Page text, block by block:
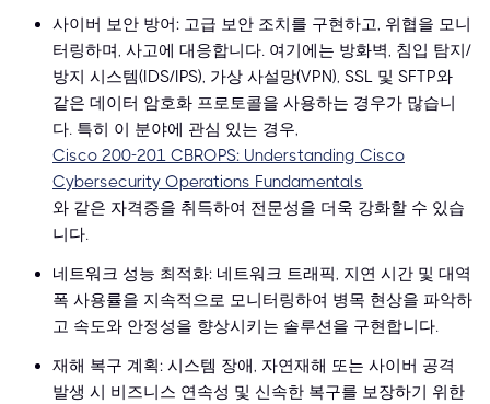
사이버 보안 방어: 고급 보안 조치를 구현하고, 위협을 모니
터링하며, 사고에 대응합니다. 여기에는 방화벽, 침입 탐지/
방지 시스템(IDS/IPS), 가상 사설망(VPN), SSL 및 SFTP와
같은 데이터 암호화 프로토콜을 사용하는 경우가 많습니
다. 특히 이 분야에 관심 있는 경우,
Cisco 200-201 CBROPS: Understanding Cisco
Cybersecurity Operations Fundamentals
와 같은 자격증을 취득하여 전문성을 더욱 강화할 수 있습
니다.
네트워크 성능 최적화: 네트워크 트래픽, 지연 시간 및 대역
폭 사용률을 지속적으로 모니터링하여 병목 현상을 파악하
고 속도와 안정성을 향상시키는 솔루션을 구현합니다.
재해 복구 계획: 시스템 장애, 자연재해 또는 사이버 공격
발생 시 비즈니스 연속성 및 신속한 복구를 보장하기 위한